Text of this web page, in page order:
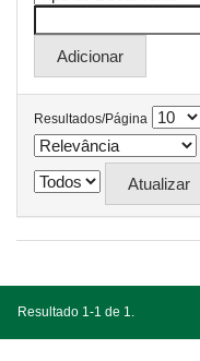
Resultados/Página
Resultado 1-1 de 1.